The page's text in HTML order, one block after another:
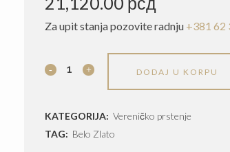
Za upit stanja pozovite radnju +381 62
Verenički
-
DODAJ U KORPU
KATEGORIJA: Vereničko prstenje
TAG: Belo Zlato